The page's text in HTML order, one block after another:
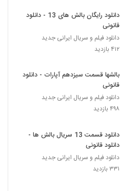
دانلود رایگان بالش های 13 - دانلود
قانونی
دانلود فیلم و سریال ایرانی جدید
۴۱۲ بازدید
بالشها قسمت سیزدهم آپارات - دانلود
قانونی
دانلود فیلم و سریال ایرانی جدید
۴۹۸ بازدید
دانلود قسمت 13 سریال بالش ها -
دانلود قانونی
دانلود فیلم و سریال ایرانی جدید
۳۳۱ بازدید